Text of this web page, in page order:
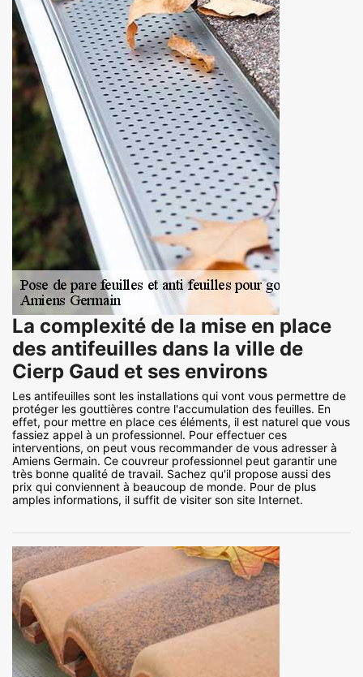
La complexité de la mise en place
des antifeuilles dans la ville de
Cierp Gaud et ses environs
Les antifeuilles sont les installations qui vont vous permettre de
protéger les gouttières contre l'accumulation des feuilles. En
effet, pour mettre en place ces éléments, il est naturel que vous
fassiez appel à un professionnel. Pour effectuer ces
interventions, on peut vous recommander de vous adresser à
Amiens Germain. Ce couvreur professionnel peut garantir une
très bonne qualité de travail. Sachez qu'il propose aussi des
prix qui conviennent à beaucoup de monde. Pour de plus
amples informations, il suffit de visiter son site Internet.